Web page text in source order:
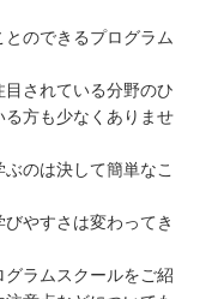
のできるプログラム
されている分野のひ
る方も少なくありませ
のは決して簡単なこ
やすさは変わってき
ラムスクールをご紹